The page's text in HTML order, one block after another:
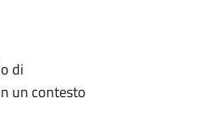
di
un contesto